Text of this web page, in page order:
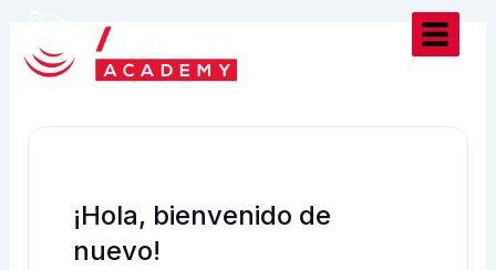
contenido
¡Hola, bienvenido de
nuevo!